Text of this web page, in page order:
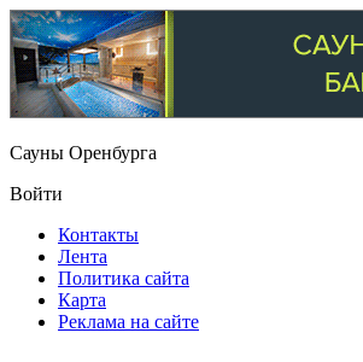
Сауны Оренбурга
Войти
Контакты
Лента
Политика сайта
Карта
Реклама на сайте